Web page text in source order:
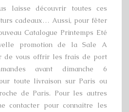
laisse découvrir toutes ces
cadeaux… Aussi, pour fêter
Catalogue Printemps Eté
promotion de la Sale A
de vous offrir les frais de port
avant dimanche 6
toute livraison sur Paris ou
de Paris. Pour les autres
contacter pour connaitre les